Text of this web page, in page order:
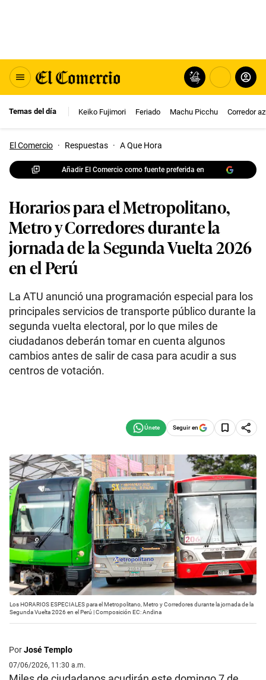
Temas del día Keiko Fujimori Feriado Machu Picchu Corredor
El Comercio · Respuestas · A Que Hora
Añadir El Comercio como fuente preferida en
Horarios para el Metropolitano,
Metro y Corredores durante la
jornada de la Segunda Vuelta 2026
en el Perú
La ATU anunció una programación especial para los
principales servicios de transporte público durante la
segunda vuelta electoral, por lo que miles de
ciudadanos deberán tomar en cuenta algunos
cambios antes de salir de casa para acudir a sus
centros de votación.
Seguir en
Los HORARIOS ESPECIALES para el Metropolitano, Metro y Corredores durante la jornada de la
Segunda Vuelta 2026 en el Perú | Composición EC: Andina
PorJosé Templo
07/06/2026, 11:30 a.m.